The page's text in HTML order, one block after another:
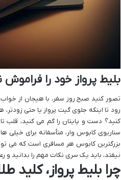
بلیط پرواز خود را فراموش
تصور کنید صبح روز سفر، با هیجان از
رود تا اینکه جلوی گیت پرواز یا حتی
کنید؟ دست و پایتان را گم می کنید، قلب
سناریوی کابوس وار، متأسفانه برای خیلی
بزرگترین کابوس هر مسافری است که می
نیفتد، باید یک سری نکات مهم را بدانید و
چرا بلیط پرواز،